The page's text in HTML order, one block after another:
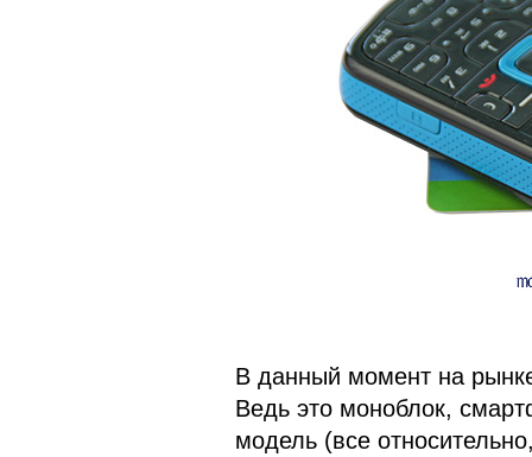
В данный момент на
Ведь это моноблок,
модель (все